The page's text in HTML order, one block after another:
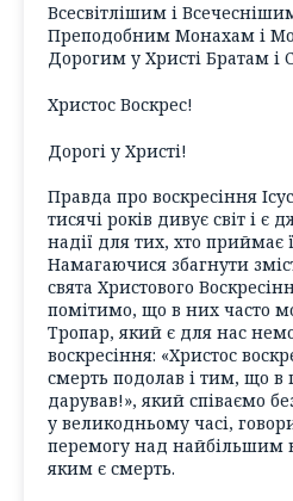
Всесвітлішим і
Преподобним Монахам і
Дорогим у Христі Братам і
Христос Воскрес!
Дорогі у Христі!
Правда про воскресіння
тисячі років дивує світ і є
надії для тих, хто приймає
Намагаючися збагнути
свята Христового
помітимо, що в них часто
Тропар, який є для нас
воскресіння: «Христос
смерть подолав і тим, що в
дарував!», який співаємо
у великодньому часі,
перемогу над найбільшим
яким є смерть.